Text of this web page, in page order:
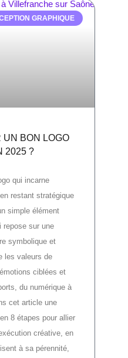
GRAPHIQUE
BON LOGO
2025 ?
qui incarne
restant stratégique
simple élément
repose sur une
symbolique et
les valeurs de
ciblées et
du numérique à
cet article une
8 étapes pour allier
créative, en
à sa pérennité,